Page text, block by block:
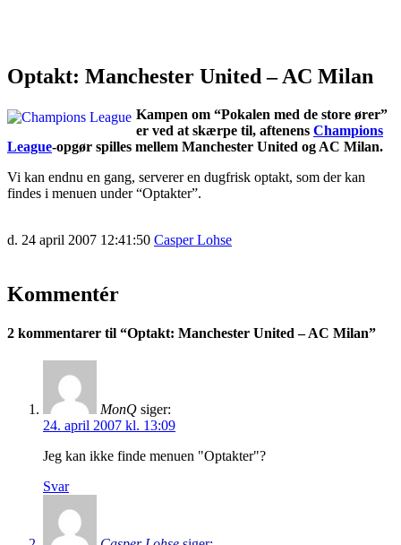
Optakt: Manchester United – AC Milan
Kampen om “Pokalen med de store ører”
er ved at skærpe til, aftenens Champions
League-opgør spilles mellem Manchester United og AC Milan.
Vi kan endnu en gang, serverer en dugfrisk optakt, som der kan
findes i menuen under “Optakter”.
d. 24 april 2007 12:41:50 Casper Lohse
Kommentér
2 kommentarer til “Optakt: Manchester United – AC Milan”
MonQ siger:
24. april 2007 kl. 13:09
Jeg kan ikke finde menuen "Optakter"?
Svar